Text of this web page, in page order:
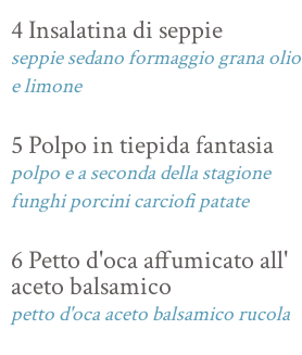
4 Insalatina di seppie
seppie sedano formaggio grana olio
e limone
5 Polpo in tiepida fantasia
polpo e a seconda della stagione
funghi porcini carciofi patate
6 Petto d'oca affumicato all'
aceto balsamico
petto d'oca aceto balsamico rucola